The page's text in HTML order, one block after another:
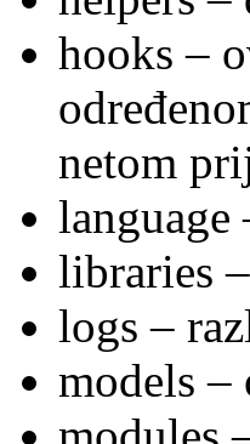
hooks –
netom
language
libraries
logs –
models –